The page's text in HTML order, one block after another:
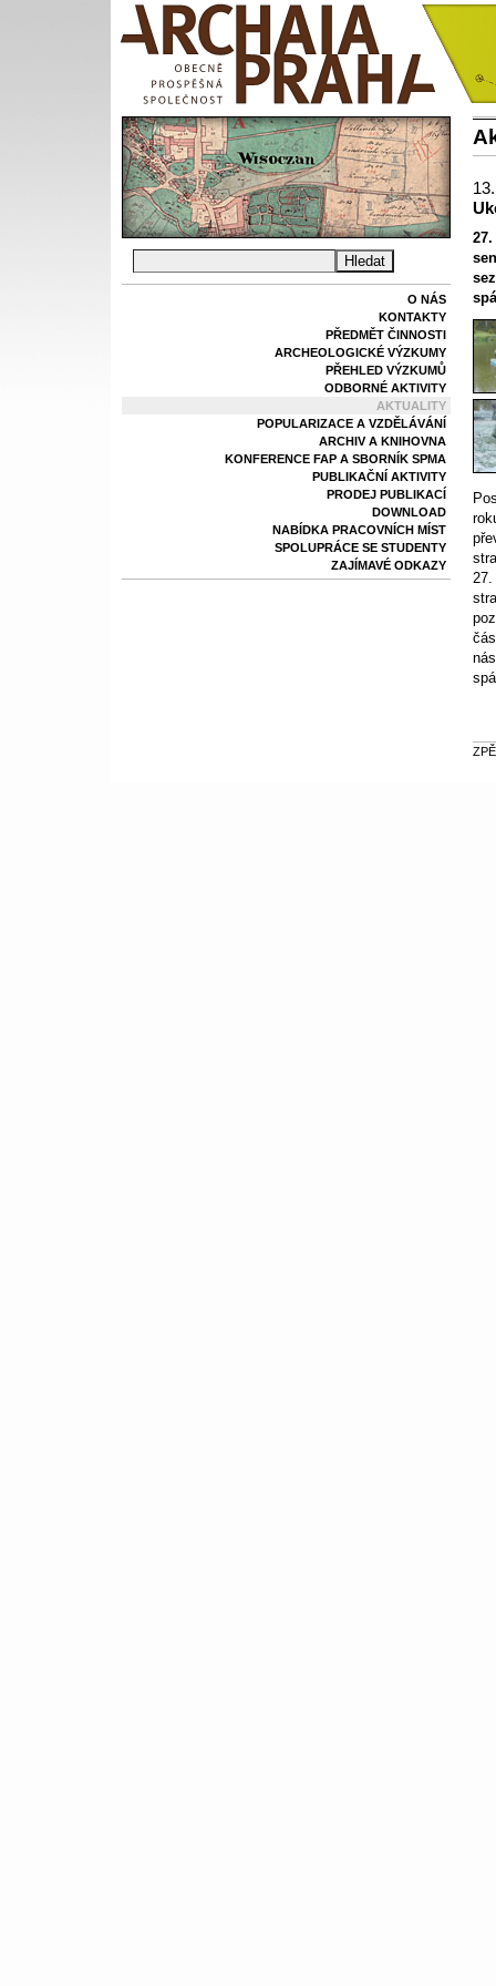
27.
O NÁS
KONTAKTY
PŘEDMĚT ČINNOSTI
ARCHEOLOGICKÉ VÝZKUMY
PŘEHLED VÝZKUMŮ
ODBORNÉ AKTIVITY
AKTUALITY
POPULARIZACE A VZDĚLÁVÁNÍ
ARCHIV A KNIHOVNA
KONFERENCE FAP A SBORNÍK SPMA
PUBLIKAČNÍ AKTIVITY
PRODEJ PUBLIKACÍ
DOWNLOAD
NABÍDKA PRACOVNÍCH MÍST
SPOLUPRÁCE SE STUDENTY
ZAJÍMAVÉ ODKAZY